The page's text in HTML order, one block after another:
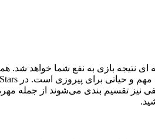
نتیجه بازی به نفع شما خواهد شد.